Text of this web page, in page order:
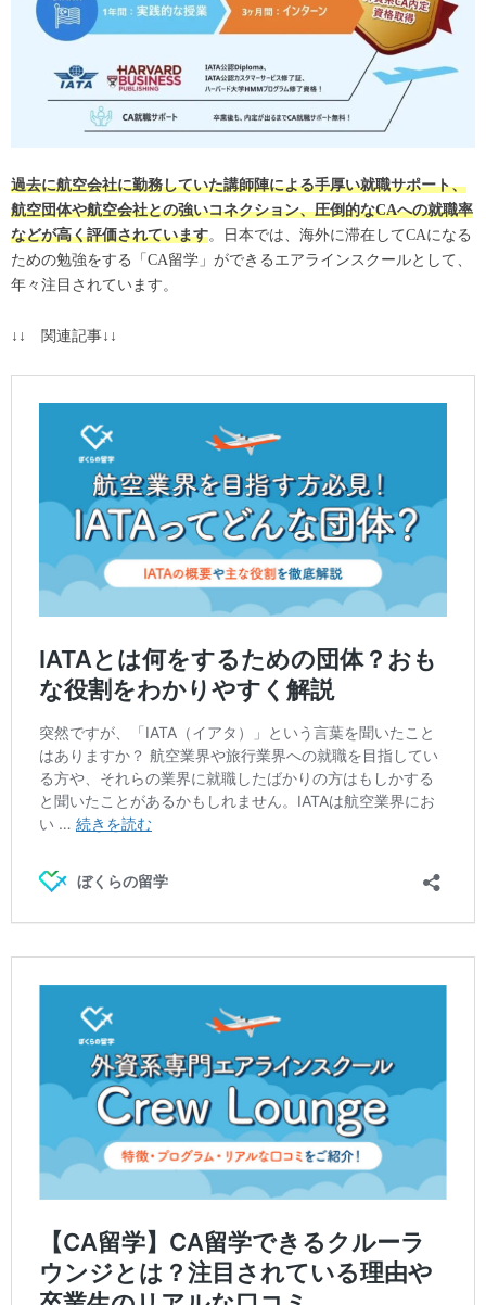
過去に航空会社に勤務していた講師陣による手厚い就職サポート、
航空団体や航空会社との強いコネクション、圧倒的なCAへの就職率
などが高く評価されています。日本では、海外に滞在してCAになる
ための勉強をする「CA留学」ができるエアラインスクールとして、
年々注目されています。
↓↓ 関連記事↓↓